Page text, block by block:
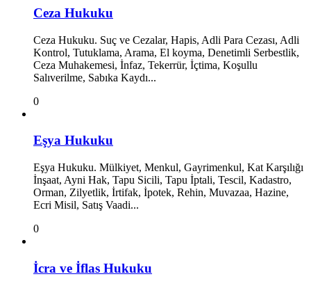
Ceza Hukuku
Ceza Hukuku. Suç ve Cezalar, Hapis, Adli Para Cezası, Adli
Kontrol, Tutuklama, Arama, El koyma, Denetimli Serbestlik,
Ceza Muhakemesi, İnfaz, Tekerrür, İçtima, Koşullu
Salıverilme, Sabıka Kaydı...
0
Eşya Hukuku
Eşya Hukuku. Mülkiyet, Menkul, Gayrimenkul, Kat Karşılığı
İnşaat, Ayni Hak, Tapu Sicili, Tapu İptali, Tescil, Kadastro,
Orman, Zilyetlik, İrtifak, İpotek, Rehin, Muvazaa, Hazine,
Ecri Misil, Satış Vaadi...
0
İcra ve İflas Hukuku